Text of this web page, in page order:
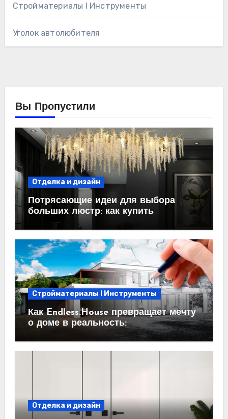
Стройматериалы l Инструменты
Уголок автолюбителя
Вы Пропустили
Отделка и дизайн
Потрясающие идеи для выбора
больших люстр: как купить
идеальный светильник
Стройматериалы l Инструменты
Как Endless.House превращает мечту
о доме в реальность:
проектирование под ключ
Отделка и дизайн